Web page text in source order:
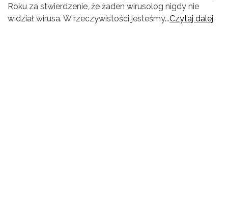
Roku za stwierdzenie, że żaden wirusolog nigdy nie
widział wirusa. W rzeczywistości jesteśmy...Czytaj dalej